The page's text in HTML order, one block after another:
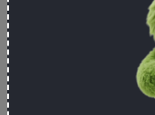
Van-e még